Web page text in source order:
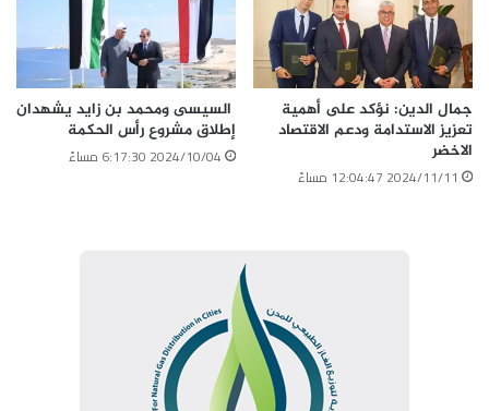
جمال الدين: نؤكد على أهمية
تعزيز الاستدامة ودعم الاقتصاد
الاخضر
2024/11/11 12:04:47 مساءً
السيسى ومحمد بن زايد يشهدان
إطلاق مشروع رأس الحكمة
2024/10/04 6:17:30 مساءً